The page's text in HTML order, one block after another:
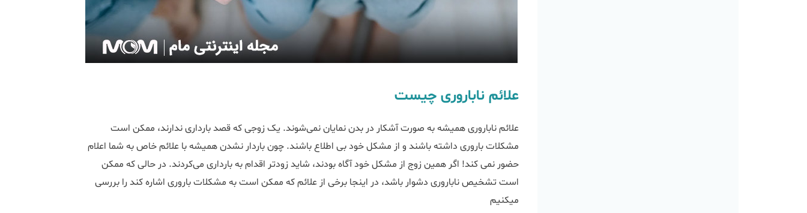
علائم ناباروری چیست
علائم ناباروری همیشه به صورت آشکار در بدن نمایان نمی‌شوند. یک زوجی که قصد بارداری ندارند، ممکن است
مشکلات باروری داشته باشند و از مشکل خود بی اطلاع باشند. چون باردار نشدن همیشه با علائم خاص به شما اعلام
حضور نمی کند! اگر همین زوج از مشکل خود آگاه بودند، شاید زودتر اقدام به بارداری می‌کردند. در حالی که ممکن
است تشخیص ناباروری دشوار باشد، در اینجا برخی از علائم که ممکن است به مشکلات باروری اشاره کند را بررسی
میکنیم